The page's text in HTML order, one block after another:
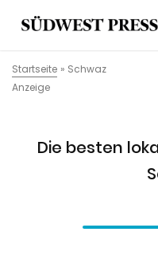
Startseite » Schwaz
Anzeige
Die besten